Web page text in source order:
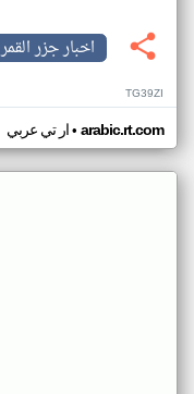
اخبار جزر القمر
TG39ZI
ار تي عربي• arabic.rt.com